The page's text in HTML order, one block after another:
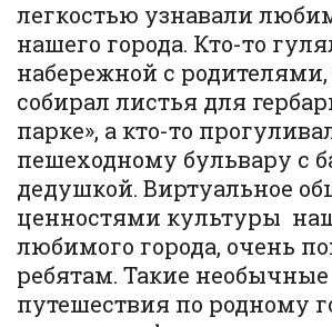
легкостью узнавали
нашего города. Кто-то
набережной с родителями,
собирал листья для
парке», а кто-то
пешеходному бульвару с
дедушкой. Виртуальное
ценностями культуры
любимого города, очень
ребятам. Такие необычные
путешествия по родному